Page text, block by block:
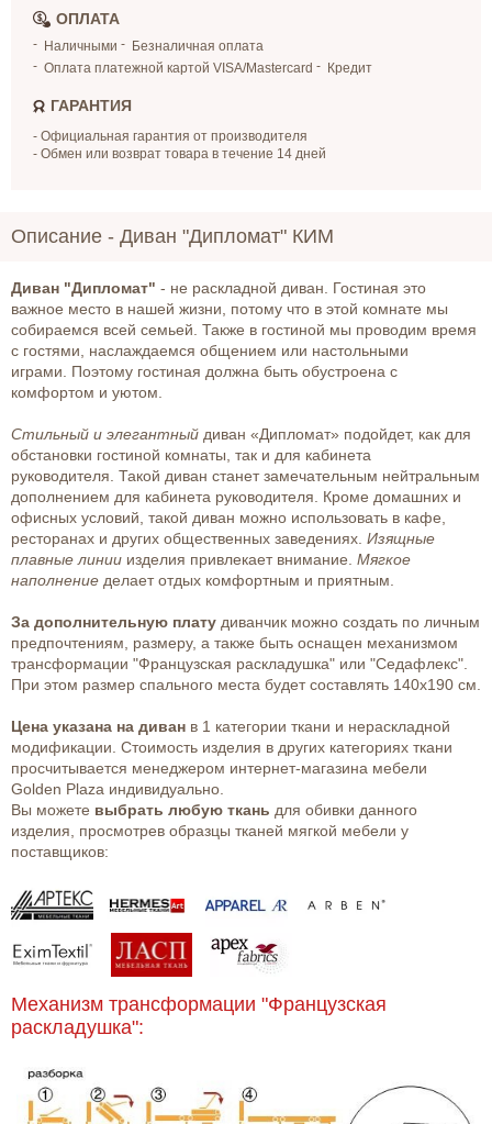
ОПЛАТА
Наличными
Безналичная оплата
Оплата платежной картой VISA/Mastercard
Кредит
ГАРАНТИЯ
- Официальная гарантия от производителя
- Обмен или возврат товара в течение 14 дней
Описание - Диван "Дипломат" КИМ
Диван "Дипломат" - не раскладной диван. Гостиная это
важное место в нашей жизни, потому что в этой комнате мы
собираемся всей семьей. Также в гостиной мы проводим время
с гостями, наслаждаемся общением или настольными
играми. Поэтому гостиная должна быть обустроена с
комфортом и уютом.
Стильный и элегантный диван «Дипломат» подойдет, как для
обстановки гостиной комнаты, так и для кабинета
руководителя. Такой диван станет замечательным нейтральным
дополнением для кабинета руководителя. Кроме домашних и
офисных условий, такой диван можно использовать в кафе,
ресторанах и других общественных заведениях. Изящные
плавные линии изделия привлекает внимание. Мягкое
наполнение делает отдых комфортным и приятным.
За дополнительную плату диванчик можно создать по личным
предпочтениям, размеру, а также быть оснащен механизмом
трансформации "Французская раскладушка" или "Седафлекс".
При этом размер спального места будет составлять 140х190 см.
Цена указана на диван в 1 категории ткани и нераскладной
модификации. Стоимость изделия в других категориях ткани
просчитывается менеджером интернет-магазина мебели
Golden Plaza индивидуально.
Вы можете выбрать любую ткань для обивки данного
изделия, просмотрев образцы тканей мягкой мебели у
поставщиков:
Механизм трансформации "Французская
раскладушка":